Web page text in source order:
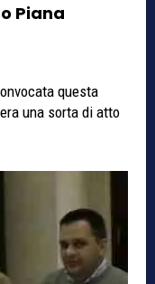
Piana
questa
una sorta di atto